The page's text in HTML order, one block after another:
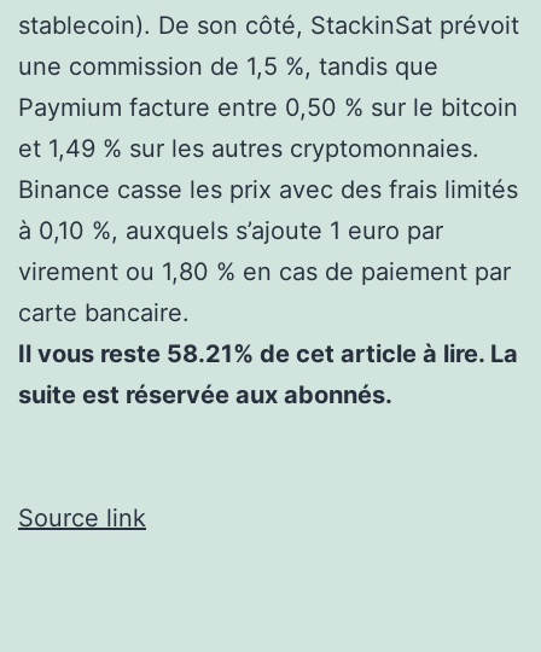
stablecoin). De son côté, StackinSat prévoit
une commission de 1,5 %, tandis que
Paymium facture entre 0,50 % sur le bitcoin
et 1,49 % sur les autres cryptomonnaies.
Binance casse les prix avec des frais limités
à 0,10 %, auxquels s’ajoute 1 euro par
virement ou 1,80 % en cas de paiement par
carte bancaire.
Il vous reste 58.21% de cet article à lire. La
suite est réservée aux abonnés.
Source link